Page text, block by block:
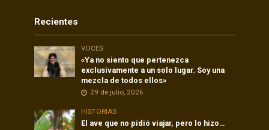
Recientes
VOCES
«Ya no siento que pertenezca
exclusivamente a un solo lugar. Soy una
mezcla de todos ellos»
29 de julio, 2026
HISTORIAS
El ave que no pidió viajar, pero lo hizo…